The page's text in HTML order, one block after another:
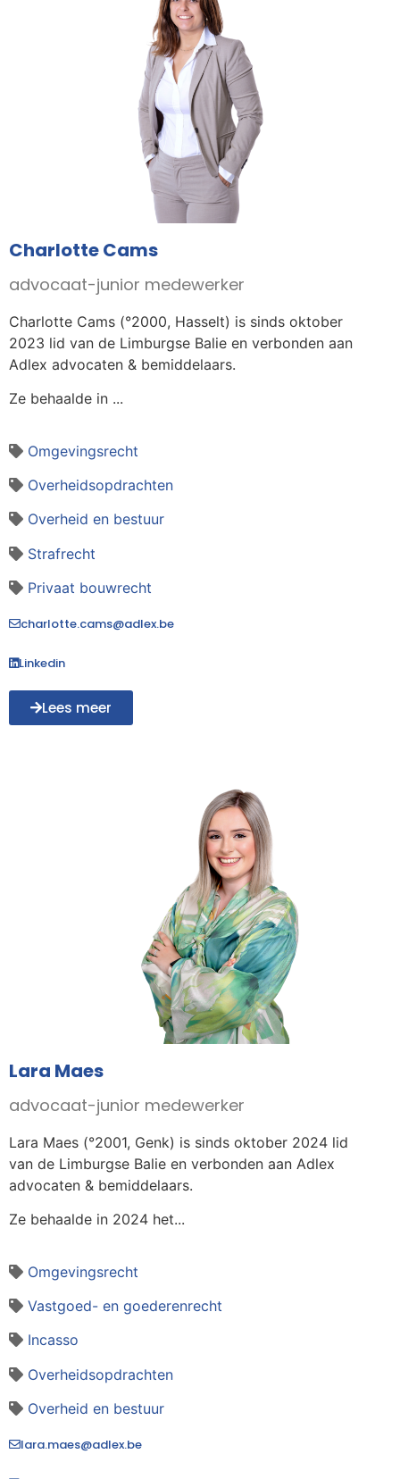
Charlotte Cams
advocaat-junior medewerker
Charlotte Cams (°2000, Hasselt) is sinds oktober
2023 lid van de Limburgse Balie en verbonden aan
Adlex advocaten & bemiddelaars.
Ze behaalde in ...
Omgevingsrecht
Overheidsopdrachten
Overheid en bestuur
Strafrecht
Privaat bouwrecht
charlotte.cams@adlex.be
Linkedin
Lees meer
Lara Maes
advocaat-junior medewerker
Lara Maes (°2001, Genk) is sinds oktober 2024 lid
van de Limburgse Balie en verbonden aan Adlex
advocaten & bemiddelaars.
Ze behaalde in 2024 het...
Omgevingsrecht
Vastgoed- en goederenrecht
Incasso
Overheidsopdrachten
Overheid en bestuur
lara.maes@adlex.be